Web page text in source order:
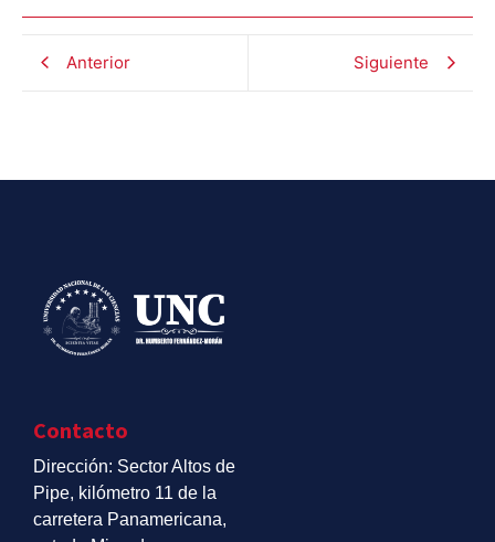
Anterior Siguiente
Contacto
Dirección: Sector Altos de
Pipe, kilómetro 11 de la
carretera Panamericana,